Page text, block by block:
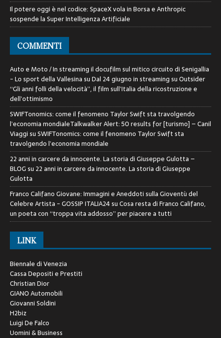
Il potere oggi è nel codice: SpaceX vola in Borsa e Anthropic
sospende la Super Intelligenza Artificiale
COMMENTI
Auto e Moto / In streaming il docufilm sul mitico circuito di Senigallia
- Lo sport della VallesinasuDal 24 giugno in streaming su Outsider
“Gli anni folli della velocità”, il film sull’Italia della ricostruzione e
dell’ottimismo
SWIFTonomics: come il fenomeno Taylor Swift sta travolgendo
l’economia mondialeTalkwalker Alert: 50 results for [turismo] – Canil
ViaggisuSWIFTonomics: come il fenomeno Taylor Swift sta
travolgendo l’economia mondiale
22 anni in carcere da innocente. La storia di Giuseppe Gulotta –
BLOGsu 22 anni in carcere da innocente. La storia di Giuseppe
Gulotta
Franco Califano Giovane: Immagini e Aneddoti sulla Gioventù del
Celebre Artista - GOSSIP ITALIA24suCosa resta di Franco Califano,
un poeta con “troppa vita addosso” per piacere a tutti
LINK
Biennale di Venezia
Cassa Depositi e Prestiti
Christian Dior
GIANO Automobili
Giovanni Soldini
H2biz
Luigi De Falco
Uomini & Business